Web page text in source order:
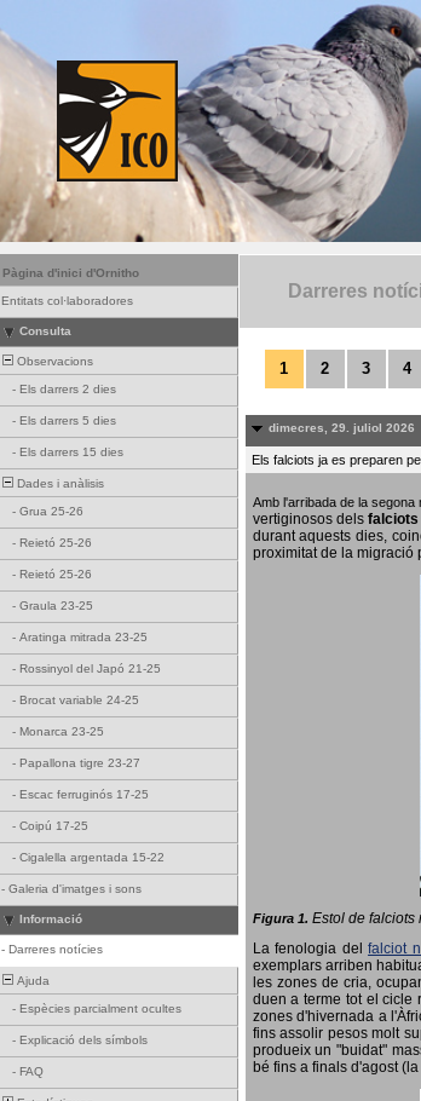
Pàgina d'inici d'Ornitho
Entitats col·laboradores
Consulta
Observacions
- Els darrers 2 dies
- Els darrers 5 dies
- Els darrers 15 dies
Dades i anàlisis
- Grua 25-26
- Reietó 25-26
- Reietó 25-26
- Graula 23-25
- Aratinga mitrada 23-25
- Rossinyol del Japó 21-25
- Brocat variable 24-25
- Monarca 23-25
- Papallona tigre 23-27
- Escac ferruginós 17-25
- Coipú 17-25
- Cigalella argentada 15-22
- Galeria d'imatges i sons
Informació
- Darreres notícies
Ajuda
- Espècies parcialment ocultes
- Explicació dels símbols
- FAQ
Darreres
1 2 3 4
dimecres, 29. juliol 2026
Els falciots ja es preparen
Amb l'arribada de la
vertiginosos dels falciots
durant aquests dies,
proximitat de la migració
Figura 1. Estol de falciots
La fenologia delfalciot
exemplars arriben
les zones de cria,
duen a terme tot el cicle
zones d'hivernada a
fins assolir pesos molt
produeix un "buidat"
bé fins a finals d'agost